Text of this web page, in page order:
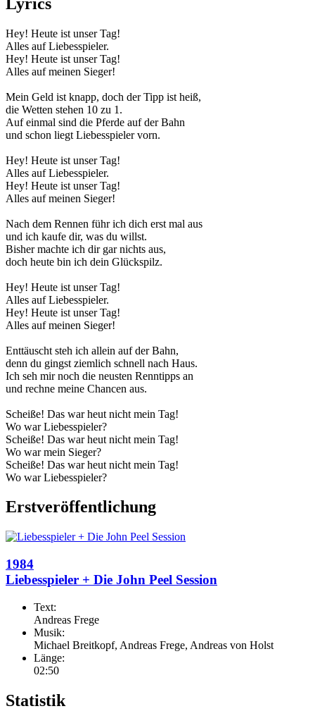
Hey! Heute ist unser Tag!
Alles auf Liebesspieler.
Hey! Heute ist unser Tag!
Alles auf meinen Sieger!
Mein Geld ist knapp, doch der Tipp ist heiß,
die Wetten stehen 10 zu 1.
Auf einmal sind die Pferde auf der Bahn
und schon liegt Liebesspieler vorn.
Hey! Heute ist unser Tag!
Alles auf Liebesspieler.
Hey! Heute ist unser Tag!
Alles auf meinen Sieger!
Nach dem Rennen führ ich dich erst mal aus
und ich kaufe dir, was du willst.
Bisher machte ich dir gar nichts aus,
doch heute bin ich dein Glückspilz.
Hey! Heute ist unser Tag!
Alles auf Liebesspieler.
Hey! Heute ist unser Tag!
Alles auf meinen Sieger!
Enttäuscht steh ich allein auf der Bahn,
denn du gingst ziemlich schnell nach Haus.
Ich seh mir noch die neusten Renntipps an
und rechne meine Chancen aus.
Scheiße! Das war heut nicht mein Tag!
Wo war Liebesspieler?
Scheiße! Das war heut nicht mein Tag!
Wo war mein Sieger?
Scheiße! Das war heut nicht mein Tag!
Wo war Liebesspieler?
Erstveröffentlichung
1984
Liebesspieler + Die John Peel Session
Text:
Andreas Frege
Musik:
Michael Breitkopf, Andreas Frege, Andreas von Holst
Länge:
02:50
Statistik